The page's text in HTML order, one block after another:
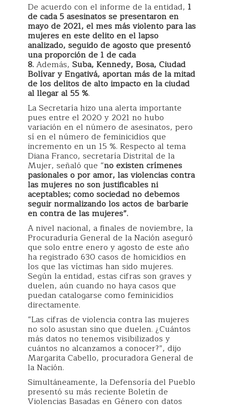
De acuerdo con el informe de la entidad, 1
de cada 5 asesinatos se presentaron en
mayo de 2021, el mes más violento para las
mujeres en este delito en el lapso
analizado, seguido de agosto que presentó
una proporción de 1 de cada
8.Además, Suba, Kennedy, Bosa, Ciudad
Bolívar y Engativá, aportan más de la mitad
de los delitos de alto impacto en la ciudad
al llegar al 55 %.
La Secretaría hizo una alerta importante
pues entre el 2020 y 2021 no hubo
variación en el número de asesinatos, pero
sí en el número de feminicidios que
incremento en un 15 %. Respecto al tema
Diana Franco, secretaría Distrital de la
Mujer, señaló que “no existen crímenes
pasionales o por amor, las violencias contra
las mujeres no son justificables ni
aceptables; como sociedad no debemos
seguir normalizando los actos de barbarie
en contra de las mujeres”.
A nivel nacional, a finales de noviembre, la
Procuraduría General de la Nación aseguró
que solo entre enero y agosto de este año
ha registrado 630 casos de homicidios en
los que las víctimas han sido mujeres.
Según la entidad, estas cifras son graves y
duelen, aún cuando no haya casos que
puedan catalogarse como feminicidios
directamente.
“Las cifras de violencia contra las mujeres
no solo asustan sino que duelen. ¿Cuántos
más datos no tenemos visibilizados y
cuántos no alcanzamos a conocer?”, dijo
Margarita Cabello, procuradora General de
la Nación.
Simultáneamente, la Defensoría del Pueblo
presentó su más reciente Boletín de
Violencias Basadas en Género con datos